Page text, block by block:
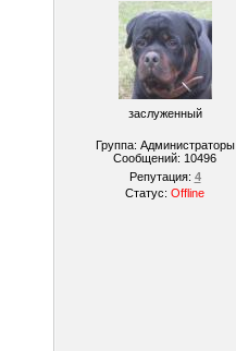
заслуженный
Группа: Администраторы
Сообщений: 10496
Репутация: 4
Статус: Offline